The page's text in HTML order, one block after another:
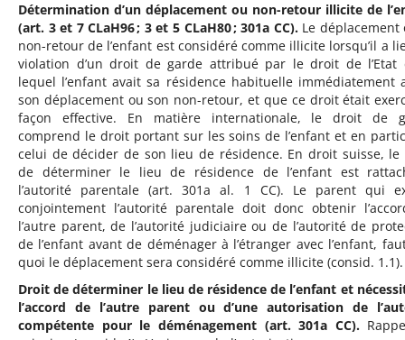
Détermination d’un déplacement ou non-retour illicite de
(art. 3 et 7 CLaH96 ; 3 et 5 CLaH80 ; 301a CC).Le déplacement
non-retour de l’enfant est considéré comme illicite lorsqu’il a
violation d’un droit de garde attribué par le droit de l’Etat
lequel l’enfant avait sa résidence habituelle immédiatement
son déplacement ou son non-retour, et que ce droit était
façon effective. En matière internationale, le droit de
comprend le droit portant sur les soins de l’enfant et en
celui de décider de son lieu de résidence. En droit suisse,
de déterminer le lieu de résidence de l’enfant est
l’autorité parentale (art. 301a al. 1 CC). Le parent qui
conjointement l’autorité parentale doit donc obtenir
l’autre parent, de l’autorité judiciaire ou de l’autorité de
de l’enfant avant de déménager à l’étranger avec l’enfant,
quoi le déplacement sera considéré comme illicite (consid. 1.1).
Droit de déterminer le lieu de résidence de l’enfant et
l’accord de l’autre parent ou d’une autorisation de
compétente pour le déménagement (art. 301a CC).